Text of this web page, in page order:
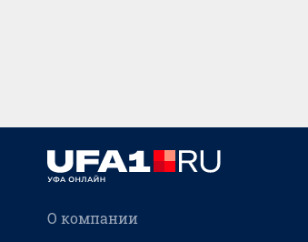
О компании